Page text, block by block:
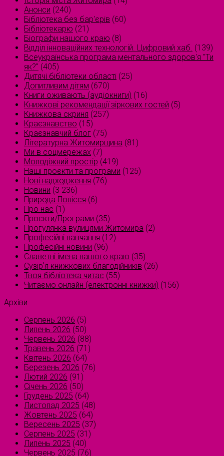
Анонси (240)
Бібліотека без бар'єрів (60)
Бібліотекарю (21)
Біографи нашого краю (8)
Відділ інноваційних технологій. Цифровий хаб. (139)
Всеукраїнська програма ментального здоров'я "Ти
як?" (405)
Дитячі бібліотеки області (25)
Допитливим дітям (670)
Книги оживають (аудіокниги) (16)
Книжкові рекомендації зіркових гостей (5)
Книжкова скриня (257)
Краєзнавство (15)
Краєзнавчий блог (75)
Літературна Житомирщина (81)
Ми в соцмережах (7)
Молодіжний простір (419)
Наші проєкти та програми (125)
Нові надходження (76)
Новини (3 236)
Природа Полісся (6)
Про нас (1)
Проєкти/Програми (35)
Прогулянка вулицями Житомира (2)
Професійні навчання (12)
Професійні новини (96)
Славетні імена нашого краю (35)
Сузірʼя книжкових благодійників (26)
Твоя бібліотека читає (55)
Читаємо онлайн (електронні книжки) (156)
Архіви
Серпень 2026 (5)
Липень 2026 (50)
Червень 2026 (88)
Травень 2026 (71)
Квітень 2026 (64)
Березень 2026 (76)
Лютий 2026 (91)
Січень 2026 (50)
Грудень 2025 (64)
Листопад 2025 (48)
Жовтень 2025 (64)
Вересень 2025 (37)
Серпень 2025 (31)
Липень 2025 (40)
Червень 2025 (76)